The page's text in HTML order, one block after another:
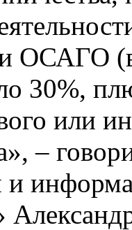
ОСАГО
30%,
или
–
и